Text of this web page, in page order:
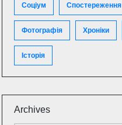
Соціум Спостереження
Фотографія Хроніки
Історія
Archives